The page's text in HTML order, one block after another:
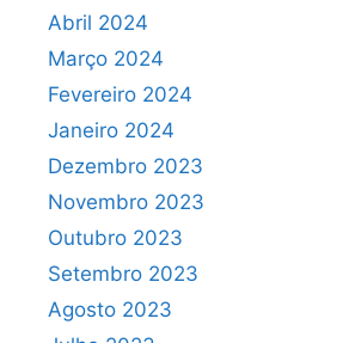
Abril 2024
Março 2024
Fevereiro 2024
Janeiro 2024
Dezembro 2023
Novembro 2023
Outubro 2023
Setembro 2023
Agosto 2023